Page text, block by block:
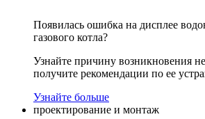
Появилась ошибка на дисплее
газового котла?
Узнайте причину возникновения
получите рекомендации по ее
Узнайте больше
проектирование и монтаж